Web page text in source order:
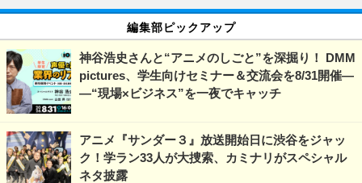
編集部ピックアップ
神谷浩史さんと“アニメのしごと”を深掘り！ DMM
pictures、学生向けセミナー＆交流会を8/31開催―
―“現場×ビジネス”を一夜でキャッチ
アニメ『サンダー３』放送開始日に渋谷をジャッ
ク！学ラン33人が大捜索、カミナリがスペシャル
ネタ披露